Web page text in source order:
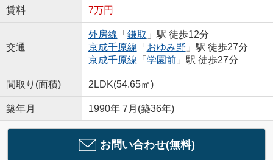
賃料 7万円
交通
外房線 「 鎌取 」駅 徒歩12分
京成千原線 「 おゆみ野 」駅 徒歩27分
京成千原線 「 学園前」駅 徒歩27分
間取り(面積) 2LDK(54.65㎡)
築年月 1990年 7月(築36年)
お問い合わせ(無料)